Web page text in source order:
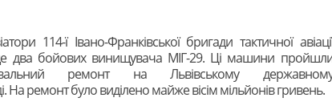
114-ї Івано-Франківської бригади тактичної
два бойових винищувача МІГ-29. Ці машини
ремонт на Львівському
На ремонт було виділено майже вісім мільйонів гривень.